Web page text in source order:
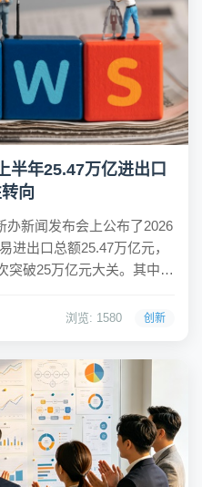
半年25.47万亿进出口
向
办新闻发布会上公布了2026
进出口总额25.47万亿元，
突破25万亿元大关。其中出
，一组结构性数据更值得
浏览: 1580 创新